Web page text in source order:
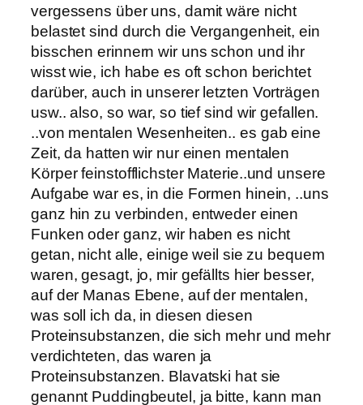
vergessens über uns, damit wäre nicht
belastet sind durch die Vergangenheit, ein
bisschen erinnern wir uns schon und ihr
wisst wie, ich habe es oft schon berichtet
darüber, auch in unserer letzten Vorträgen
usw.. also, so war, so tief sind wir gefallen.
..von mentalen Wesenheiten.. es gab eine
Zeit, da hatten wir nur einen mentalen
Körper feinstofflichster Materie..und unsere
Aufgabe war es, in die Formen hinein, ..uns
ganz hin zu verbinden, entweder einen
Funken oder ganz, wir haben es nicht
getan, nicht alle, einige weil sie zu bequem
waren, gesagt, jo, mir gefällts hier besser,
auf der Manas Ebene, auf der mentalen,
was soll ich da, in diesen diesen
Proteinsubstanzen, die sich mehr und mehr
verdichteten, das waren ja
Proteinsubstanzen. Blavatski hat sie
genannt Puddingbeutel, ja bitte, kann man